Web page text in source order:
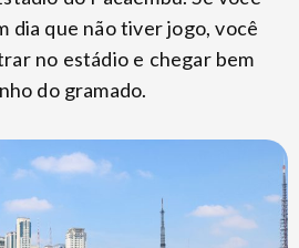
dia que não tiver jogo, você
no estádio e chegar bem
do gramado.